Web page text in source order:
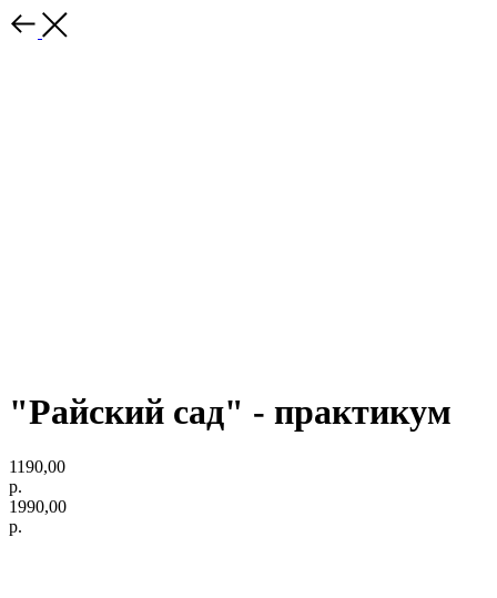
"Райский сад" - практикум
1190,00
р.
1990,00
р.